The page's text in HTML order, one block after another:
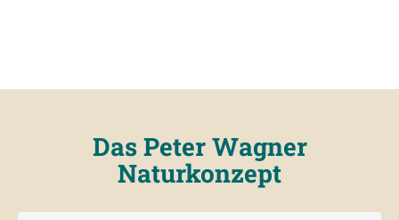
Das Peter Wagner
Naturkonzept